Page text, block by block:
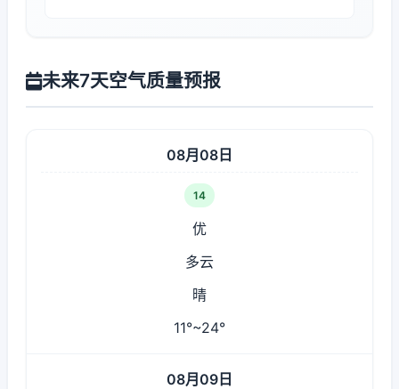
未来7天空气质量预报
08月08日
14
优
多云
晴
11°~24°
08月09日